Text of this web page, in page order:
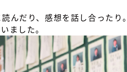
んだり、感想を話し合ったり。
ました。